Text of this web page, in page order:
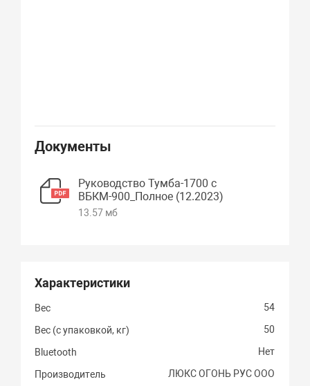
Документы
Руководство Тумба-1700 с
ВБКМ-900_Полное (12.2023)
13.57 мб
Характеристики
Вес 54
Вес (с упаковкой, кг) 50
Bluetooth Нет
Производитель ЛЮКС ОГОНЬ РУС ООО